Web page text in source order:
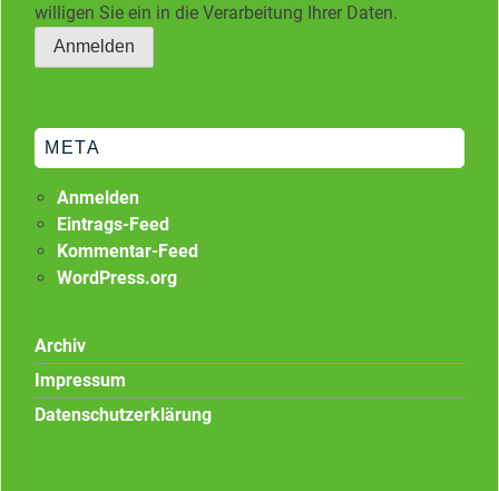
willigen Sie ein in die Verarbeitung Ihrer Daten.
META
Anmelden
Eintrags-Feed
Kommentar-Feed
WordPress.org
Archiv
Impressum
Datenschutzerklärung